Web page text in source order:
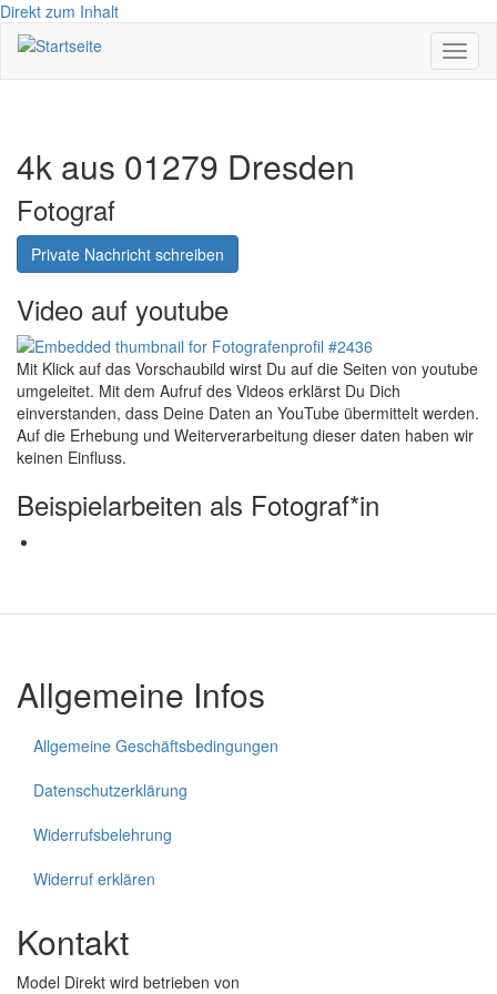
Direkt zum Inhalt
4k aus 01279 Dresden
Fotograf
Private Nachricht schreiben
Video auf youtube
Mit Klick auf das Vorschaubild wirst Du auf die Seiten von youtube
umgeleitet. Mit dem Aufruf des Videos erklärst Du Dich
einverstanden, dass Deine Daten an YouTube übermittelt werden.
Auf die Erhebung und Weiterverarbeitung dieser daten haben wir
keinen Einfluss.
Beispielarbeiten als Fotograf*in
Allgemeine Infos
Allgemeine Geschäftsbedingungen
Datenschutzerklärung
Widerrufsbelehrung
Widerruf erklären
Kontakt
Model Direkt wird betrieben von